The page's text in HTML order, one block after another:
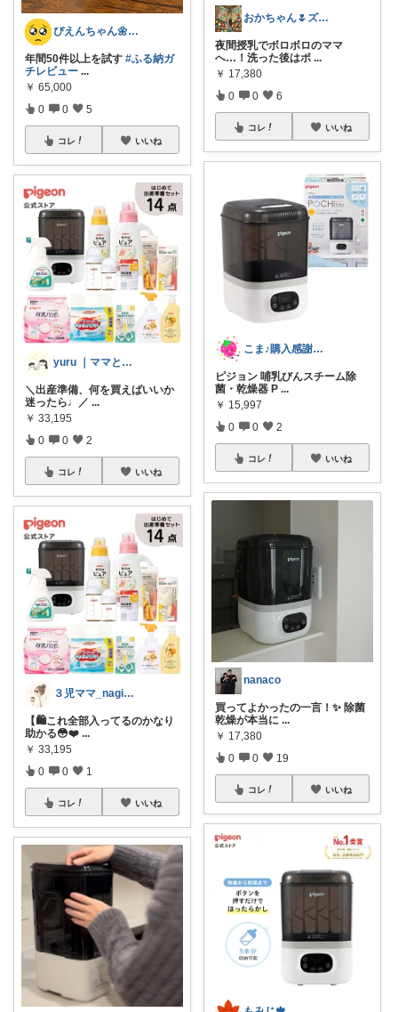
ぴえんちゃん🌼爆買い比較ママ
年間50件以上を試す #ふる納ガ
チレビュー ...
￥ 65,000
0 0 5
コレ いいね
yuru ｜ママとこどもの暮らし𖥧𖤣
＼出産準備、何を買えばいいか
迷ったら♩／ ...
￥ 33,195
0 0 2
コレ いいね
３児ママ_nagi｜お買い物応援🧸
【🛍これ全部入ってるのかなり
助かる😳❤️‍ ...
￥ 33,195
0 0 1
コレ いいね
おかちゃん🌷ズボラママの暮らし
夜間授乳でボロボロのママ
へ…！洗った後はポ ...
￥ 17,380
0 0 6
コレ いいね
こま♪購入感謝です6y&3y♪
ピジョン 哺乳びんスチーム除
菌・乾燥器 P ...
￥ 15,997
0 0 2
コレ いいね
nanaco
買ってよかったの一言！✨ 除菌
乾燥が本当に ...
￥ 17,380
0 0 19
コレ いいね